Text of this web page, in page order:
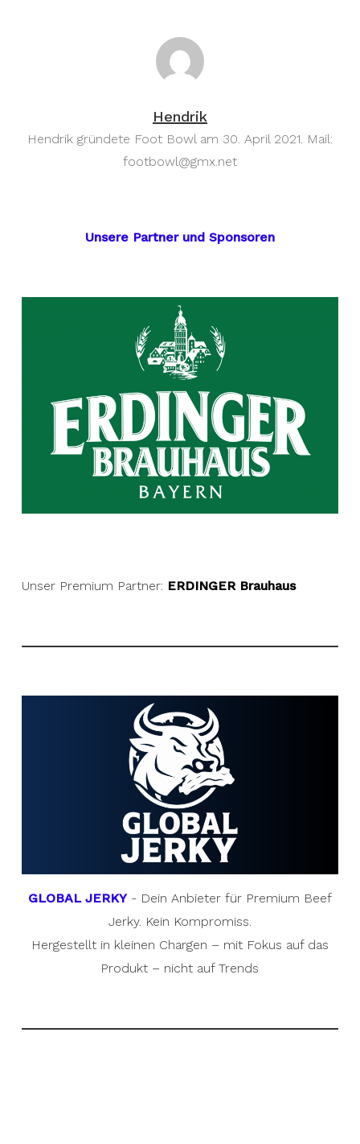
Hendrik
Hendrik gründete Foot Bowl am 30. April 2021. Mail:
footbowl@gmx.net
Unsere Partner und Sponsoren
Unser Premium Partner: ERDINGER Brauhaus
GLOBAL JERKY- Dein Anbieter für Premium Beef
Jerky. Kein Kompromiss.
Hergestellt in kleinen Chargen – mit Fokus auf das
Produkt – nicht auf Trends